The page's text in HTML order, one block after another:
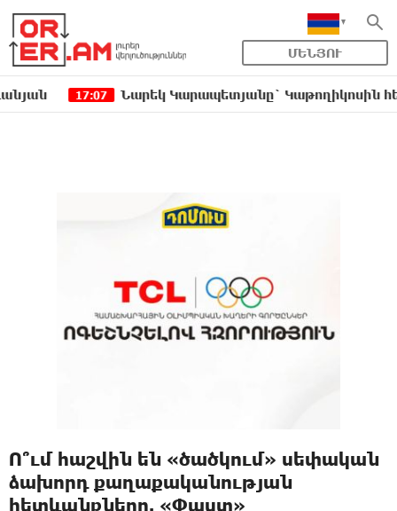
ՄԵՆՅՈՒ
17:07 Նարեկ Կարապետյանը` Կաթողիկոսին հեռացնել
Ո՞ւմ հաշվին են «ծածկում» սեփական
ձախորդ քաղաքականության
հետևանքները. «Փաստ»